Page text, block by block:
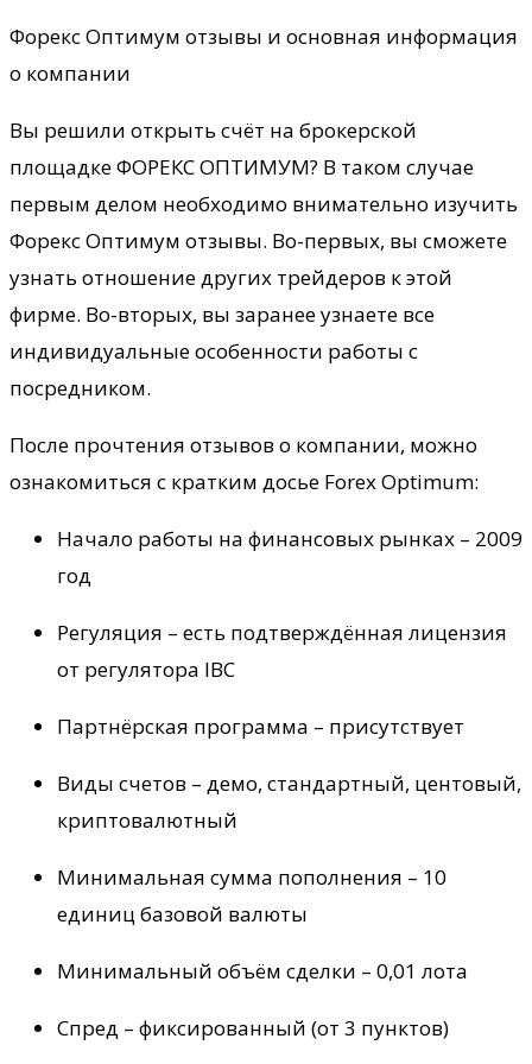
Форекс Оптимум отзывы и основная информация
о компании
Вы решили открыть счёт на брокерской
площадке ФОРЕКС ОПТИМУМ? В таком случае
первым делом необходимо внимательно изучить
Форекс Оптимум отзывы. Во-первых, вы сможете
узнать отношение других трейдеров к этой
фирме. Во-вторых, вы заранее узнаете все
индивидуальные особенности работы с
посредником.
После прочтения отзывов о компании, можно
ознакомиться с кратким досье Forex Optimum:
Начало работы на финансовых рынках – 2009
год
Регуляция – есть подтверждённая лицензия
от регулятора IBC
Партнёрская программа – присутствует
Виды счетов – демо, стандартный, центовый,
криптовалютный
Минимальная сумма пополнения – 10
единиц базовой валюты
Минимальный объём сделки – 0,01 лота
Спред – фиксированный (от 3 пунктов)